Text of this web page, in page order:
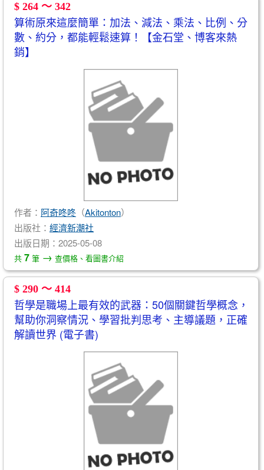
$ 264 ～ 342
算術原來這麼簡單：加法、減法、乘法、比例、分
數、約分，都能輕鬆速算！【金石堂、博客來熱
銷】
作者： 阿奇咚咚 （Akitonton）
出版社： 經濟新潮社
出版日期：2025-05-08
共 7 筆 → 查價格、看圖書介紹
$ 290 ～ 414
哲學是職場上最有效的武器：50個關鍵哲學概念，
幫助你洞察情況、學習批判思考、主導議題，正確
解讀世界 (電子書)